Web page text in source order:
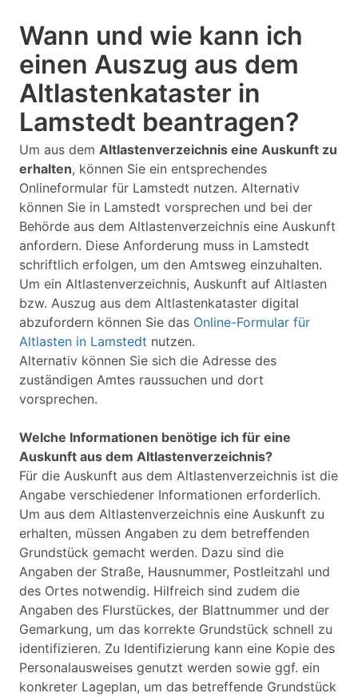
Wann und wie kann ich
einen Auszug aus dem
Altlastenkataster in
Lamstedt beantragen?
Um aus dem Altlastenverzeichnis eine Auskunft zu
erhalten, können Sie ein entsprechendes
Onlineformular für Lamstedt nutzen. Alternativ
können Sie in Lamstedt vorsprechen und bei der
Behörde aus dem Altlastenverzeichnis eine Auskunft
anfordern. Diese Anforderung muss in Lamstedt
schriftlich erfolgen, um den Amtsweg einzuhalten.
Um ein Altlastenverzeichnis, Auskunft auf Altlasten
bzw. Auszug aus dem Altlastenkataster digital
abzufordern können Sie das Online-Formular für
Altlasten in Lamstedt nutzen.
Alternativ können Sie sich die Adresse des
zuständigen Amtes raussuchen und dort
vorsprechen.
Welche Informationen benötige ich für eine
Auskunft aus dem Altlastenverzeichnis?
Für die Auskunft aus dem Altlastenverzeichnis ist die
Angabe verschiedener Informationen erforderlich.
Um aus dem Altlastenverzeichnis eine Auskunft zu
erhalten, müssen Angaben zu dem betreffenden
Grundstück gemacht werden. Dazu sind die
Angaben der Straße, Hausnummer, Postleitzahl und
des Ortes notwendig. Hilfreich sind zudem die
Angaben des Flurstückes, der Blattnummer und der
Gemarkung, um das korrekte Grundstück schnell zu
identifizieren. Zu Identifizierung kann eine Kopie des
Personalausweises genutzt werden sowie ggf. ein
konkreter Lageplan, um das betreffende Grundstück